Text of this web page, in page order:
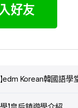
edm Korean韓國語學堂